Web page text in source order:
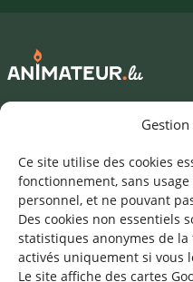
Ce site utilise des cookies
fonctionnement, sans
personnel, et ne pouvant
Des cookies non essentiels
statistiques anonymes de
activés uniquement si vous
Le site affiche des cartes
Mentions légales
Une offre du